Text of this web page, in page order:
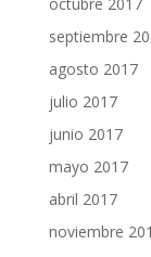
septiembre
agosto 2017
julio 2017
junio 2017
mayo 2017
abril 2017
noviembre